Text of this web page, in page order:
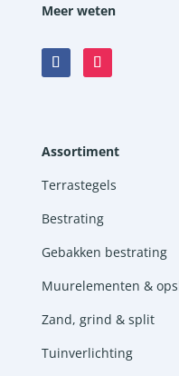
Meer weten
Assortiment
Terrastegels
Bestrating
Gebakken bestrating
Muurelementen &
Zand, grind & split
Tuinverlichting